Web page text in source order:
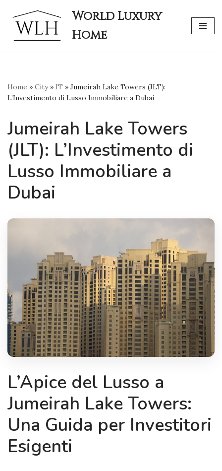
Skip
to
World Luxury
Home
Home » City» IT » Jumeirah Lake Towers (JLT):
L’Investimento di Lusso Immobiliare a Dubai
Jumeirah Lake Towers
(JLT): L’Investimento di
Lusso Immobiliare a
Dubai
L’Apice del Lusso a
Jumeirah Lake Towers:
Una Guida per Investitori
Esigenti